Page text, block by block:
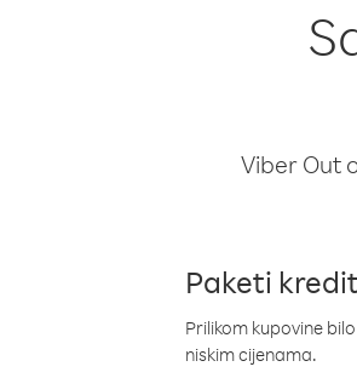
Viber Out
Paketi
Prilikom kupovine
niskim cijenama.